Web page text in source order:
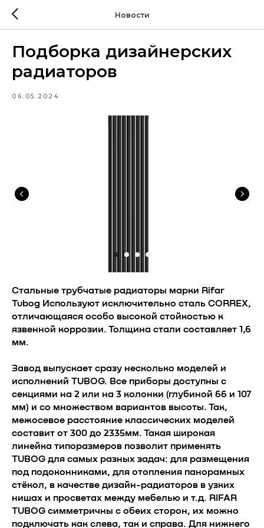
Новости
Подборка дизайнерских
радиаторов
06.05.2024
Стальные трубчатые радиаторы марки Rifar
Tubog Используют исключительно сталь CORREX,
отличающаяся особо высокой стойкостью к
язвенной коррозии. Толщина стали составляет 1,6
мм.
Завод выпускает сразу несколько моделей и
исполнений TUBOG. Все приборы доступны с
секциями на 2 или на 3 колонки (глубиной 66 и 107
мм) и со множеством вариантов высоты. Так,
межосевое расстояние классических моделей
составит от 300 до 2335мм. Такая широкая
линейка типоразмеров позволит применять
TUBOG для самых разных задач: для размещения
под подоконниками, для отопления панорамных
стёкол, в качестве дизайн-радиаторов в узких
нишах и просветах между мебелью и т.д. RIFAR
TUBOG симметричны с обеих сторон, их можно
подключать как слева, так и справа. Для нижнего